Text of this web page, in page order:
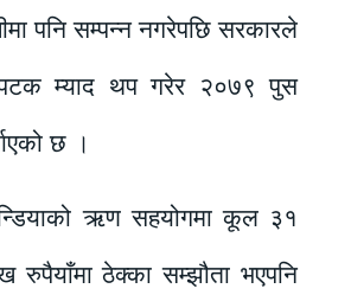
पनि सम्पन्न नगरेपछि सरकारले
म्याद थप गरेर २०७९ पुस
छ ।
ऋण सहयोगमा कूल ३१
ठेक्का सम्झौता भएपनि